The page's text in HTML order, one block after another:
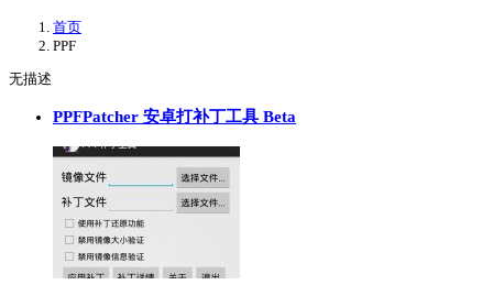
首页
PPF
无描述
PPFPatcher 安卓打补丁工具 Beta